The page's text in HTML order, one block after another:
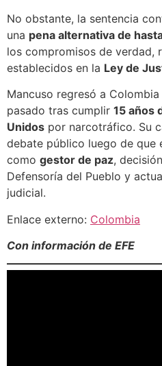
No obstante, la sentencia
una pena alternativa de
los compromisos de verdad,
establecidos en la Ley de
Mancuso regresó a
pasado tras cumplir 15 años
Unidos por narcotráfico. Su
debate público luego de que
como gestor de paz,
Defensoría del Pueblo y
judicial.
Enlace externo: Colombia
Con información de EFE